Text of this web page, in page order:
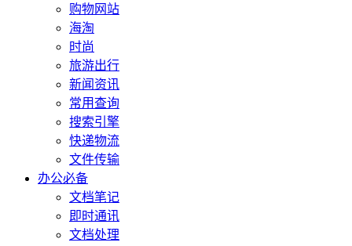
购物网站
海淘
时尚
旅游出行
新闻资讯
常用查询
搜索引擎
快递物流
文件传输
办公必备
文档笔记
即时通讯
文档处理